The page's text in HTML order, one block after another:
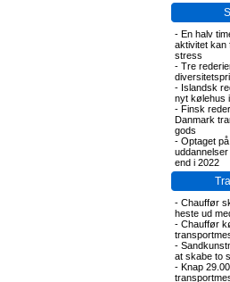
- En halv
aktivitet kan
stress
- Tre
- Islandsk
nyt kølehus
- Finsk
Danmark
gods
- Optaget
end i 2022
- Chauffør
heste ud
- Chauffør
-
at skabe to
- Knap